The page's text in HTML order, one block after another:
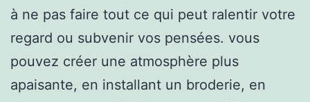
à ne pas faire tout ce qui peut ralentir votre
regard ou subvenir vos pensées. vous
pouvez créer une atmosphère plus
apaisante, en installant un broderie, en